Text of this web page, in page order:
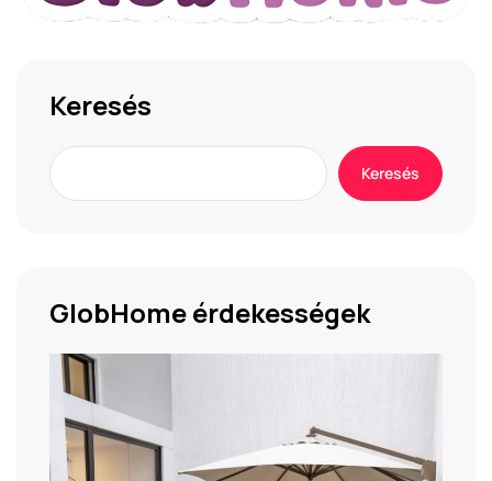
Keresés
Keresés
GlobHome érdekességek